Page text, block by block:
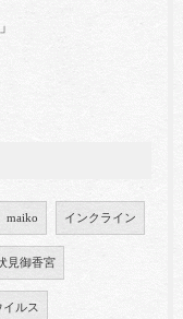
maiko インクライン
見御香宮
イルス